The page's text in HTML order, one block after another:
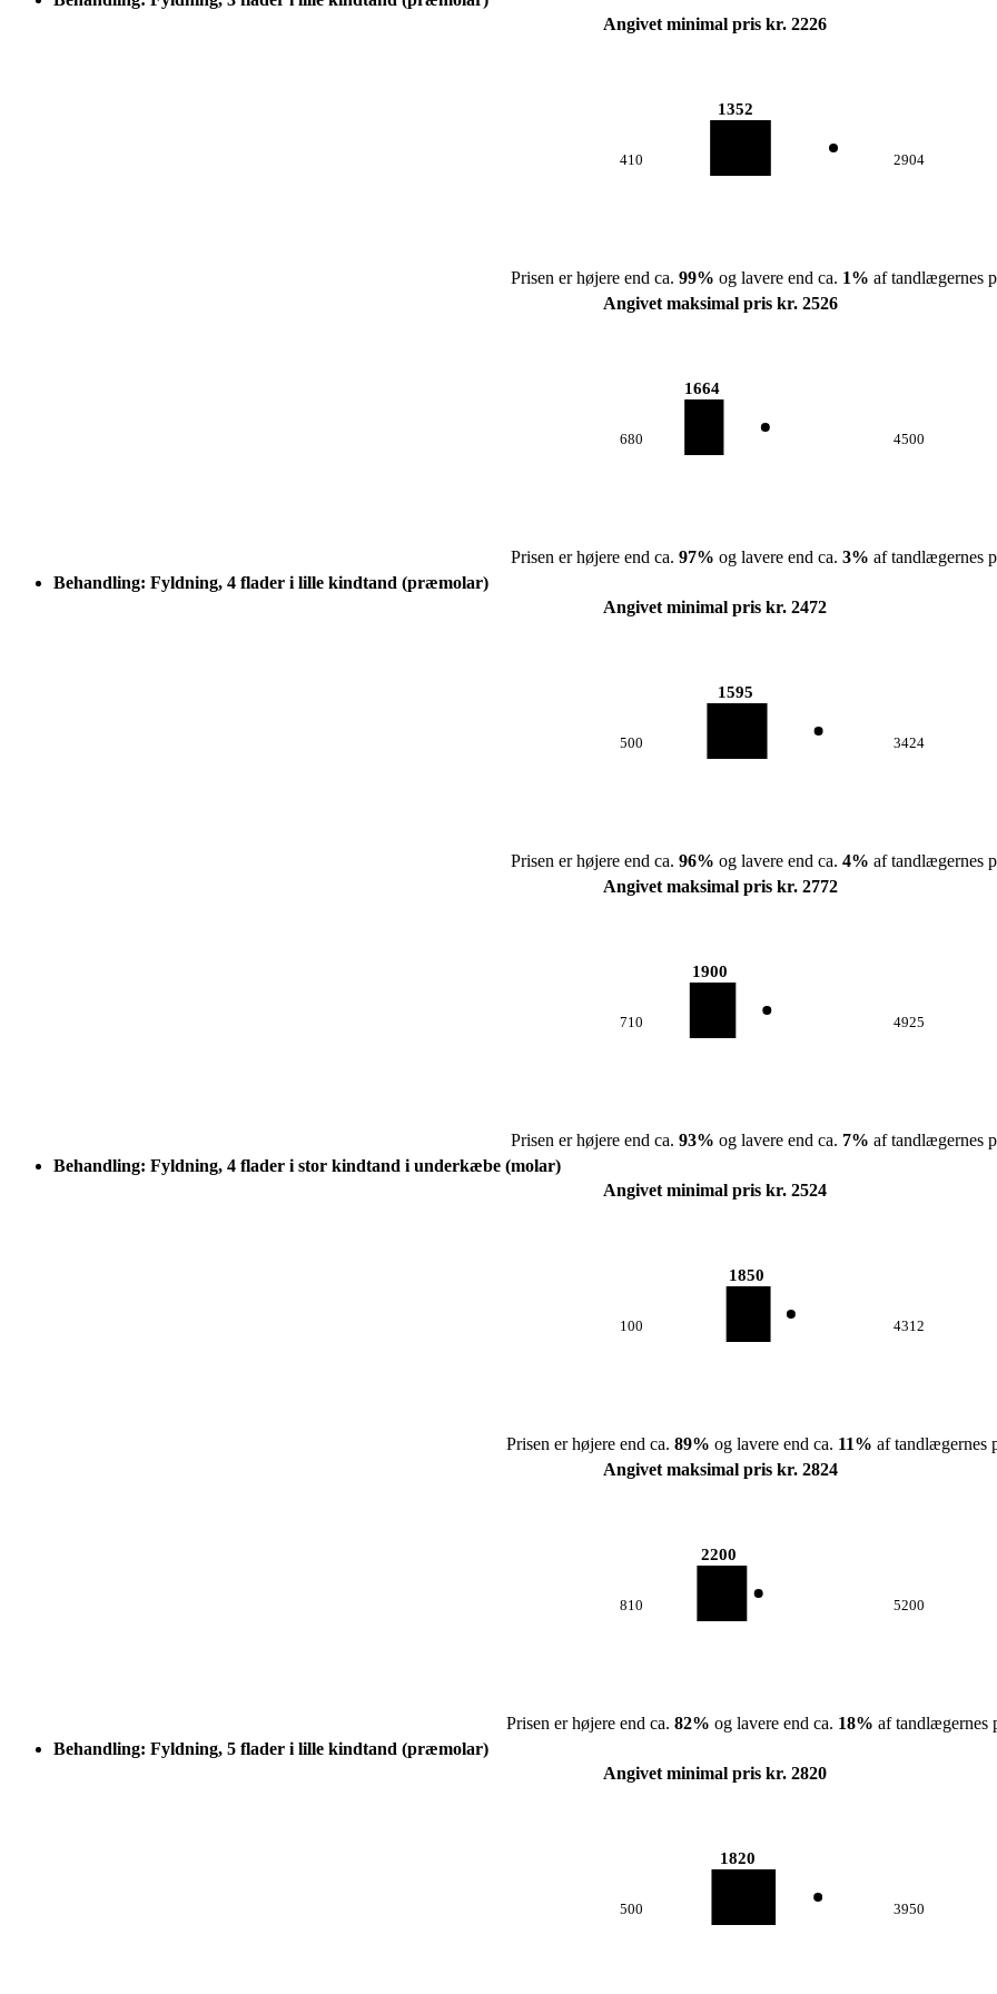
Angivet minimal pris kr. 2226
410
1352
2904
Prisen er højere end ca. 99% og lavere end ca. 1% af tandlægernes
Angivet maksimal pris kr. 2526
680
1664
4500
Prisen er højere end ca. 97% og lavere end ca. 3% af tandlægernes
Behandling: Fyldning, 4 flader i lille kindtand (præmolar)
Angivet minimal pris kr. 2472
500
1595
3424
Prisen er højere end ca. 96% og lavere end ca. 4% af tandlægernes
Angivet maksimal pris kr. 2772
710
1900
4925
Prisen er højere end ca. 93% og lavere end ca. 7% af tandlægernes
Behandling: Fyldning, 4 flader i stor kindtand i underkæbe (molar)
Angivet minimal pris kr. 2524
100
1850
4312
Prisen er højere end ca. 89% og lavere end ca. 11% af tandlægernes
Angivet maksimal pris kr. 2824
810
2200
5200
Prisen er højere end ca. 82% og lavere end ca. 18% af tandlægernes
Behandling: Fyldning, 5 flader i lille kindtand (præmolar)
Angivet minimal pris kr. 2820
500
1820
3950